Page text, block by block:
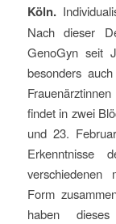
Köln.
Nach dieser
GenoGyn seit
besonders
findet in zwei
und 23.
Erkenntnisse
verschiedenen
Form
haben